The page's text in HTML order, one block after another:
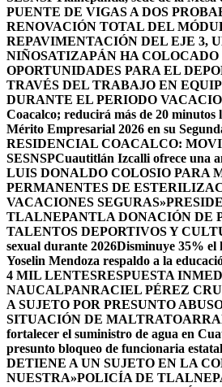
PUENTE DE VIGAS A DOS
RENOVACIÓN TOTAL DEL
REPAVIMENTACIÓN DEL EJE 3,
NIÑOSATIZAPÁN HA
OPORTUNIDADES PARA EL
TRAVÉS DEL TRABAJO EN
DURANTE EL PERIODO
Coacalco; reducirá más de 20 minutos
Mérito Empresarial 2026 en su
RESIDENCIAL COACALCO:
SESNSPCuautitlán Izcalli ofrece una
LUIS DONALDO COLOSIO PARA
PERMANENTES DE
VACACIONES SEGURAS»
TLALNEPANTLA DONACIÓN DE
TALENTOS DEPORTIVOS Y
sexual durante 2026Disminuye 35% el
Yoselin Mendoza respaldo a la
4 MIL LENTESRESPUESTA
NAUCALPANRACIEL PÉREZ
A SUJETO POR PRESUNTO
SITUACIÓN DE MALTRATO
fortalecer el suministro de agua en
presunto bloqueo de funcionaria estatal
DETIENE A UN SUJETO EN LA
NUESTRA»POLICÍA DE